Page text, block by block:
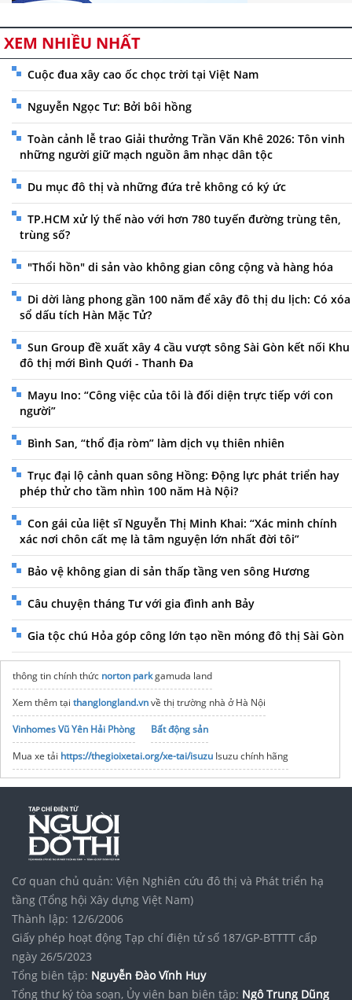
XEM NHIỀU NHẤT
Cuộc đua xây cao ốc chọc trời tại Việt Nam
Nguyễn Ngọc Tư: Bởi bôi hồng
Toàn cảnh lễ trao Giải thưởng Trần Văn Khê 2026: Tôn vinh
những người giữ mạch nguồn âm nhạc dân tộc
Du mục đô thị và những đứa trẻ không có ký ức
TP.HCM xử lý thế nào với hơn 780 tuyến đường trùng tên,
trùng số?
"Thổi hồn" di sản vào không gian công cộng và hàng hóa
Di dời làng phong gần 100 năm để xây đô thị du lịch: Có xóa
sổ dấu tích Hàn Mặc Tử?
Sun Group đề xuất xây 4 cầu vượt sông Sài Gòn kết nối Khu
đô thị mới Bình Quới - Thanh Đa
Mayu Ino: “Công việc của tôi là đối diện trực tiếp với con
người”
Bình San, “thổ địa ròm” làm dịch vụ thiên nhiên
Trục đại lộ cảnh quan sông Hồng: Động lực phát triển hay
phép thử cho tầm nhìn 100 năm Hà Nội?
Con gái của liệt sĩ Nguyễn Thị Minh Khai: “Xác minh chính
xác nơi chôn cất mẹ là tâm nguyện lớn nhất đời tôi”
Bảo vệ không gian di sản thấp tầng ven sông Hương
Câu chuyện tháng Tư với gia đình anh Bảy
Gia tộc chú Hỏa góp công lớn tạo nền móng đô thị Sài Gòn
thông tin chính thức norton parkgamuda land
Xem thêm tại thanglongland.vnvề thị trường nhà ở Hà Nội
Vinhomes Vũ Yên Hải Phòng
Bất động sản
Mua xe tải https://thegioixetai.org/xe-tai/isuzu Isuzu chính hãng
Vinhomes Saigon Park
Công Tyhttps://chuyennhathanhtai.vn/
noxh K Home Avenue Nhơn Trạch
chuyển nhà trọn gói thành hưng
Công tyChuyển văn phòng Thành Hưng
Cơ quan chủ quản: Viện Nghiên cứu đô thị và Phát triển hạ
tầng (Tổng hội Xây dựng Việt Nam)
Thành lập: 12/6/2006
Giấy phép hoạt động Tạp chí điện tử số 187/GP-BTTTT cấp
ngày 26/5/2023
Tổng biên tập: Nguyễn Đào Vĩnh Huy
Tổng thư ký tòa soạn, Ủy viên ban biên tập: Ngô Trung Dũng